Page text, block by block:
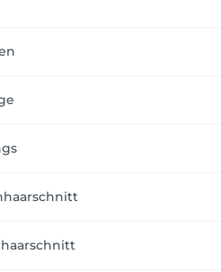
Haare:   Haare zwischen
mich auf deinen Besuch im